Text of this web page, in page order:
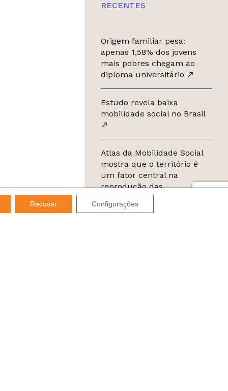
RECENTES
Origem familiar pesa:
apenas 1,58% dos jovens
mais pobres chegam ao
diploma universitário
Estudo revela baixa
mobilidade social no Brasil
Atlas da Mobilidade Social
mostra que o território é
um fator central na
reprodução das
desigualdades
Recusar Configurações